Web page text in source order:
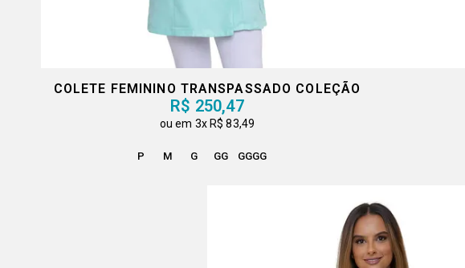
COLETE FEMININO TRANSPASSADO COLEÇÃO
R$ 250,47
3x R$ 83,49
P M G GG GGGG